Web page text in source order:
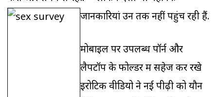
जानकारियां उन तक नहीं पहुंच रही हैं.
मोबाइल पर उपलब्ध पॉर्न और
लैपटॉप के फोल्डर में सहेज कर रखे
इरोटिक वीडियो ने नई पीढ़ी को यौन